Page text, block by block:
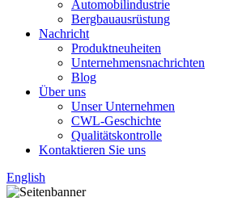
Automobilindustrie
Bergbauausrüstung
Nachricht
Produktneuheiten
Unternehmensnachrichten
Blog
Über uns
Unser Unternehmen
CWL-Geschichte
Qualitätskontrolle
Kontaktieren Sie uns
English